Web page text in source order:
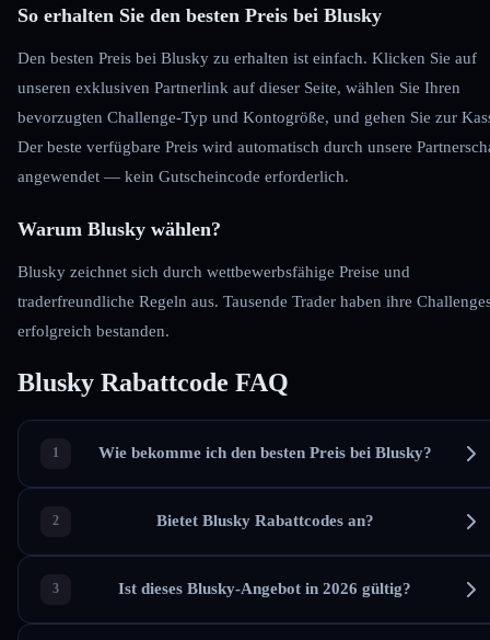
So erhalten Sie den besten Preis bei Blusky
Den besten Preis bei Blusky zu erhalten ist einfach. Klicken Sie auf
unseren exklusiven Partnerlink auf dieser Seite, wählen Sie Ihren
bevorzugten Challenge-Typ und Kontogröße, und gehen Sie zur
Der beste verfügbare Preis wird automatisch durch unsere
angewendet — kein Gutscheincode erforderlich.
Warum Blusky wählen?
Blusky zeichnet sich durch wettbewerbsfähige Preise und
traderfreundliche Regeln aus. Tausende Trader haben ihre
erfolgreich bestanden.
Blusky Rabattcode FAQ
Wie bekomme ich den besten Preis bei Blusky?
Bietet Blusky Rabattcodes an?
Ist dieses Blusky-Angebot in 2026 gültig?